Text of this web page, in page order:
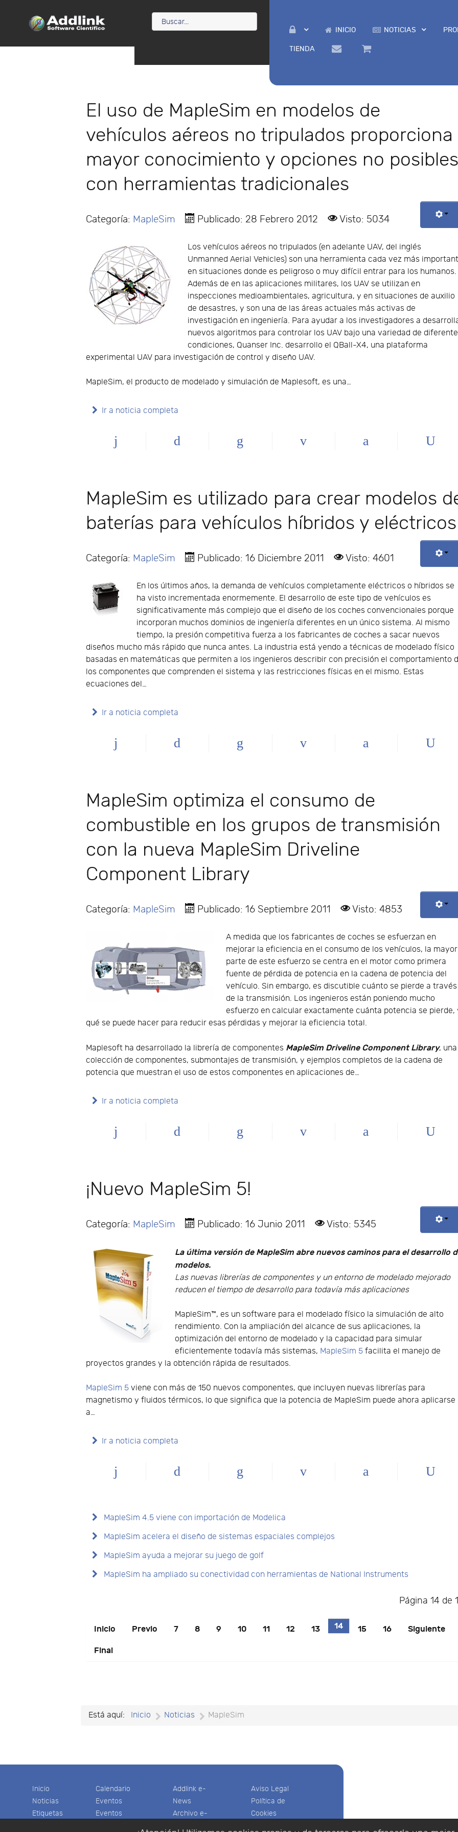
INICIO NOTICIAS
TIENDA
El uso de MapleSim en modelos de
vehículos aéreos no tripulados proporciona
mayor conocimiento y opciones no
con herramientas tradicionales
Categoría: MapleSim Publicado: 28 Febrero 2012 Visto: 5034
Los vehículos aéreos no tripulados (en adelante UAV, del inglés
Unmanned Aerial Vehicles) son una herramienta cada vez más
en situaciones donde es peligroso o muy difícil entrar para los humanos.
Además de en las aplicaciones militares, los UAV se utilizan en
inspecciones medioambientales, agricultura, y en situaciones de auxilio
de desastres, y son una de las áreas actuales más activas de
investigación en ingeniería. Para ayudar a los investigadores a
nuevos algoritmos para controlar los UAV bajo una variedad de
condiciones, Quanser Inc. desarrollo el QBall-X4, una plataforma
experimental UAV para investigación de control y diseño UAV.
MapleSim, el producto de modelado y simulación de Maplesoft, es una…
Ir a noticia completa
MapleSim es utilizado para crear modelos
baterías para vehículos híbridos y eléctricos
Categoría: MapleSim Publicado: 16 Diciembre 2011 Visto: 4601
En los últimos años, la demanda de vehículos completamente eléctricos o híbridos se
ha visto incrementada enormemente. El desarrollo de este tipo de vehículos es
significativamente más complejo que el diseño de los coches convencionales porque
incorporan muchos dominios de ingeniería diferentes en un único sistema. Al mismo
tiempo, la presión competitiva fuerza a los fabricantes de coches a sacar nuevos
diseños mucho más rápido que nunca antes. La industria está yendo a técnicas de modelado físico
basadas en matemáticas que permiten a los ingenieros describir con precisión el comportamiento
los componentes que comprenden el sistema y las restricciones físicas en el mismo. Estas
ecuaciones del…
Ir a noticia completa
MapleSim optimiza el consumo de
combustible en los grupos de transmisión
con la nueva MapleSim Driveline
Component Library
Categoría: MapleSim Publicado: 16 Septiembre 2011 Visto: 4853
A medida que los fabricantes de coches se esfuerzan en
mejorar la eficiencia en el consumo de los vehículos, la mayor
parte de este esfuerzo se centra en el motor como primera
fuente de pérdida de potencia en la cadena de potencia del
vehículo. Sin embargo, es discutible cuánto se pierde a través
de la transmisión. Los ingenieros están poniendo mucho
esfuerzo en calcular exactamente cuánta potencia se pierde,
qué se puede hacer para reducir esas pérdidas y mejorar la eficiencia total.
Maplesoft ha desarrollado la librería de componentes MapleSim Driveline Component Library, una
colección de componentes, submontajes de transmisión, y ejemplos completos de la cadena de
potencia que muestran el uso de estos componentes en aplicaciones de…
Ir a noticia completa
¡Nuevo MapleSim 5!
Categoría: MapleSim Publicado: 16 Junio 2011 Visto: 5345
La última versión de MapleSim abre nuevos caminos para el desarrollo
modelos.
Las nuevas librerías de componentes y un entorno de modelado mejorado
reducen el tiempo de desarrollo para todavía más aplicaciones
MapleSim™, es un software para el modelado físico la simulación de alto
rendimiento. Con la ampliación del alcance de sus aplicaciones, la
optimización del entorno de modelado y la capacidad para simular
eficientemente todavía más sistemas, MapleSim 5 facilita el manejo de
proyectos grandes y la obtención rápida de resultados.
MapleSim 5 viene con más de 150 nuevos componentes, que incluyen nuevas librerías para
magnetismo y fluidos térmicos, lo que significa que la potencia de MapleSim puede ahora aplicarse
a…
Ir a noticia completa
MapleSim 4.5 viene con importación de Modelica
MapleSim acelera el diseño de sistemas espaciales complejos
MapleSim ayuda a mejorar su juego de golf
MapleSim ha ampliado su conectividad con herramientas de National Instruments
Página 14 de
Inicio Previo 7 8 9 10 11 12 13 14 15 16 Siguiente
Final
Está aquí: Inicio Noticias MapleSim
Inicio
Noticias
Etiquetas
Calendario
Eventos
Eventos
Addlink e-
News
Archivo e-
Aviso Legal
Política de
Cookies